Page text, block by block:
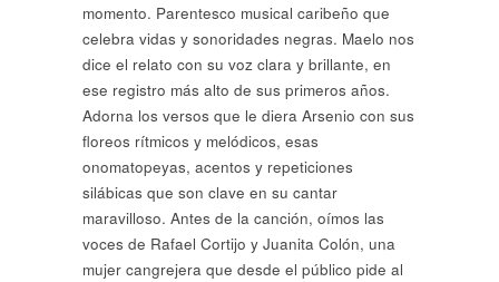
momento. Parentesco musical caribeño que
celebra vidas y sonoridades negras. Maelo nos
dice el relato con su voz clara y brillante, en
ese registro más alto de sus primeros años.
Adorna los versos que le diera Arsenio con sus
floreos rítmicos y melódicos, esas
onomatopeyas, acentos y repeticiones
silábicas que son clave en su cantar
maravilloso. Antes de la canción, oímos las
voces de Rafael Cortijo y Juanita Colón, una
mujer cangrejera que desde el público pide al